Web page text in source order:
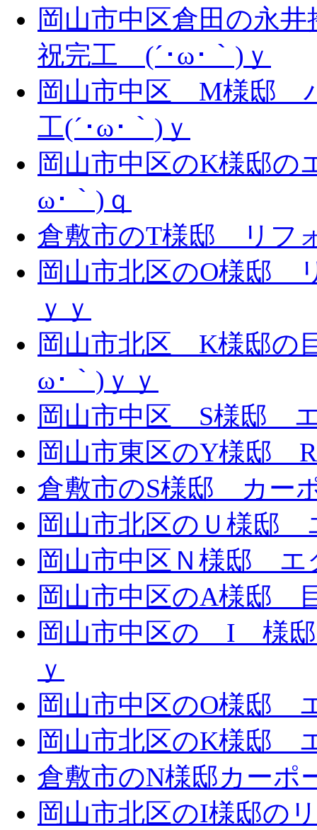
岡山市中区倉田の永
祝完工 (´･ω･｀)ｙ
岡山市中区 M様邸
工(´･ω･｀)ｙ
岡山市中区のK様邸の
ω･｀)ｑ
倉敷市のT様邸 リフ
岡山市北区のO様邸
ｙｙ
岡山市北区 K様邸の
ω･｀)ｙｙ
岡山市中区 S様邸 エ
岡山市東区のY様邸
倉敷市のS様邸 カー
岡山市北区のＵ様邸
岡山市中区Ｎ様邸 エ
岡山市中区のA様邸
岡山市中区の I 様
ｙ
岡山市中区のO様邸
岡山市北区のK様邸
倉敷市のN様邸カーポ
岡山市北区のI様邸の